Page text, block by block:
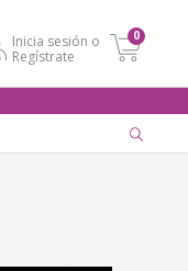
Inicia sesión o
Regístrate
0